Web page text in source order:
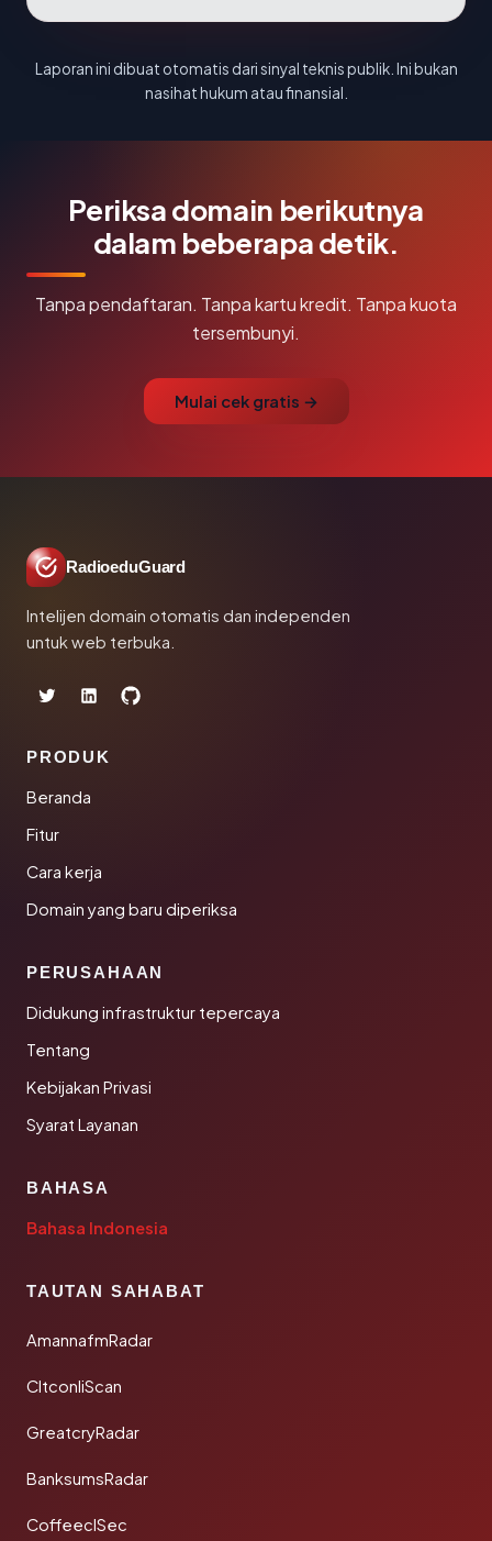
Laporan ini dibuat otomatis dari sinyal teknis publik. Ini bukan
nasihat hukum atau finansial.
Periksa domain berikutnya
dalam beberapa detik.
Tanpa pendaftaran. Tanpa kartu kredit. Tanpa kuota
tersembunyi.
Mulai cek gratis →
RadioeduGuard
Intelijen domain otomatis dan independen
untuk web terbuka.
PRODUK
Beranda
Fitur
Cara kerja
Domain yang baru diperiksa
PERUSAHAAN
Didukung infrastruktur tepercaya
Tentang
Kebijakan Privasi
Syarat Layanan
BAHASA
Bahasa Indonesia
TAUTAN SAHABAT
AmannafmRadar
CltconliScan
GreatcryRadar
BanksumsRadar
CoffeeclSec